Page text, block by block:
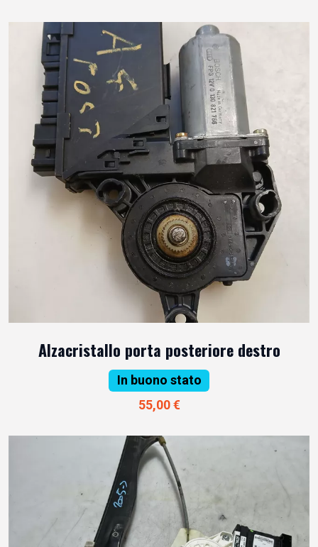
Alzacristallo porta posteriore destro
In buono stato
55,00 €